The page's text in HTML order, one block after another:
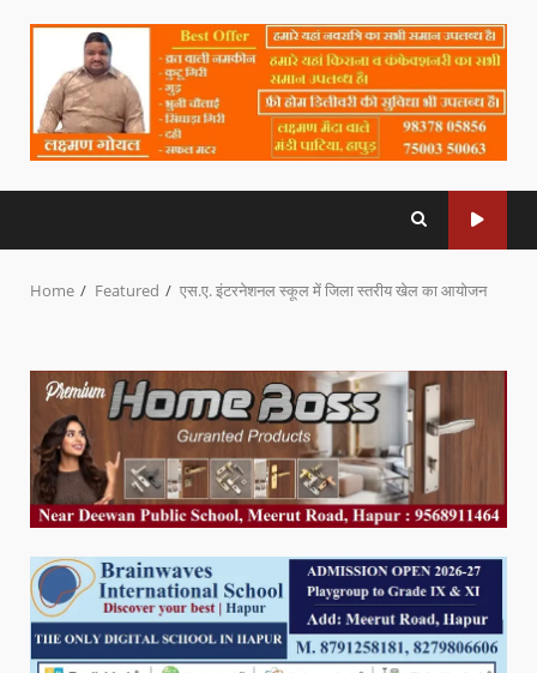
Home Featured एस.ए. इंटरनेशनल स्कूल में जिला स्तरीय खेल का आयोजन